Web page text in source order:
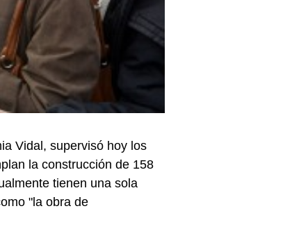
Vidal, supervisó hoy los
la construcción de 158
tienen una sola
"la obra de